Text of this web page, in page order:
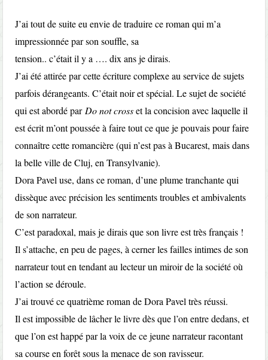
J’ai tout de suite eu envie de traduire ce roman qui m’a
impressionnée par son souffle, sa
tension.. c’était il y a …. dix ans je dirais.
J’ai été attirée par cette écriture complexe au service de sujets
parfois dérangeants. C’était noir et spécial. Le sujet de société
qui est abordé par Do not crosset la concision avec laquelle il
est écrit m’ont poussée à faire tout ce que je pouvais pour faire
connaître cette romancière (qui n’est pas à Bucarest, mais dans
la belle ville de Cluj, en Transylvanie).
Dora Pavel use, dans ce roman, d’une plume tranchante qui
dissèque avec précision les sentiments troubles et ambivalents
de son narrateur.
C’est paradoxal, mais je dirais que son livre est très français !
Il s’attache, en peu de pages, à cerner les failles intimes de son
narrateur tout en tendant au lecteur un miroir de la société où
l’action se déroule.
J’ai trouvé ce quatrième roman de Dora Pavel très réussi.
Il est impossible de lâcher le livre dès que l’on entre dedans, et
que l’on est happé par la voix de ce jeune narrateur racontant
sa course en forêt sous la menace de son ravisseur.